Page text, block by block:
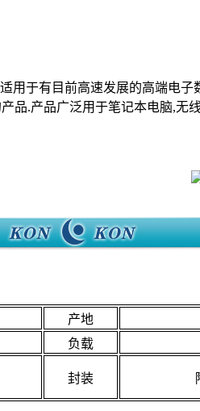
用于有目前高速发展的高端电子
品.产品广泛用于笔记本电脑,无
产地
负载
封装